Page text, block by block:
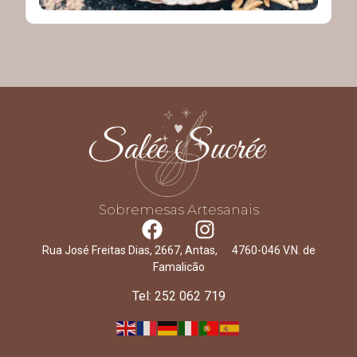
Sobremesas Artesanais
Rua José Freitas Dias, 2667, Antas, 4760-046 V.N. de
Famalicão
Tel: 252 062 719